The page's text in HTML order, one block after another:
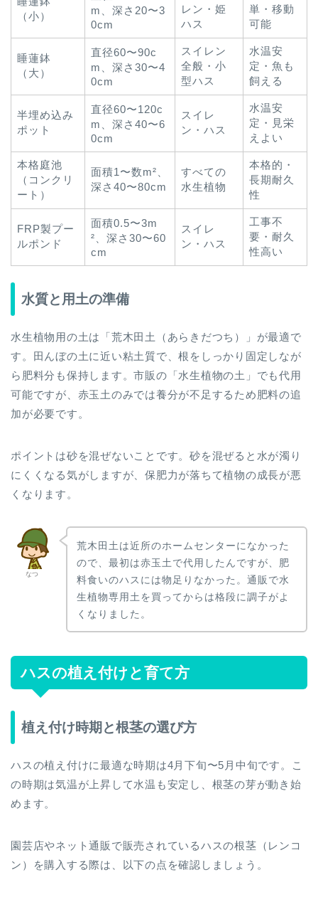
（小）
m、深さ20〜3
0cm
レン・姫
ハス
単・移動
可能
睡蓮鉢
（大）
直径60〜90c
m、深さ30〜4
0cm
スイレン
全般・小
型ハス
水温安
定・魚も
飼える
半埋め込み
ポット
直径60〜120c
m、深さ40〜6
0cm
スイレ
ン・ハス
水温安
定・見栄
えよい
本格庭池
（コンクリ
ート）
面積1〜数m²、
深さ40〜80cm
すべての
水生植物
本格的・
長期耐久
性
FRP製プー
ルポンド
面積0.5〜3m
²、深さ30〜60
cm
スイレ
ン・ハス
工事不
要・耐久
性高い
水質と用土の準備
水生植物用の土は「荒木田土（あらきだつち）」が最適で
す。田んぼの土に近い粘土質で、根をしっかり固定しなが
ら肥料分も保持します。市販の「水生植物の土」でも代用
可能ですが、赤玉土のみでは養分が不足するため肥料の追
加が必要です。
ポイントは砂を混ぜないことです。砂を混ぜると水が濁り
にくくなる気がしますが、保肥力が落ちて植物の成長が悪
くなります。
なつ
荒木田土は近所のホームセンターになかった
ので、最初は赤玉土で代用したんですが、肥
料食いのハスには物足りなかった。通販で水
生植物専用土を買ってからは格段に調子がよ
くなりました。
ハスの植え付けと育て方
植え付け時期と根茎の選び方
ハスの植え付けに最適な時期は4月下旬〜5月中旬です。こ
の時期は気温が上昇して水温も安定し、根茎の芽が動き始
めます。
園芸店やネット通販で販売されているハスの根茎（レンコ
ン）を購入する際は、以下の点を確認しましょう。